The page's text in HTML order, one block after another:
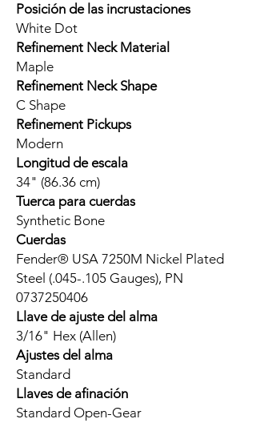
Posición de las incrustaciones
White Dot
Refinement Neck Material
Maple
Refinement Neck Shape
C Shape
Refinement Pickups
Modern
Longitud de escala
34" (86.36 cm)
Tuerca para cuerdas
Synthetic Bone
Cuerdas
Fender® USA 7250M Nickel Plated
Steel (.045-.105 Gauges), PN
0737250406
Llave de ajuste del alma
3/16" Hex (Allen)
Ajustes del alma
Standard
Llaves de afinación
Standard Open-Gear